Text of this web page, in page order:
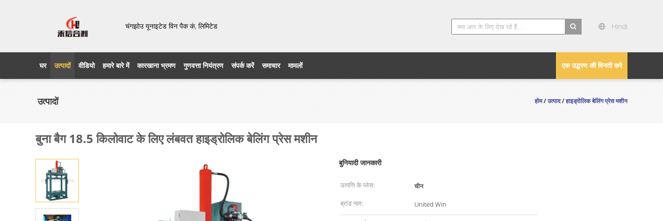
चंगझोउ यूनाइटेड विन पैक कं, लिमिटेड
Hindi
एक उद्धरण की विनती करे
घर उत्पादों वीडियो हमारे बारे में कारखाना भ्रमण गुणवत्ता नियंत्रण संपर्क करें समाचार मामलों
उत्पादों होम/उत्पाद/हाइड्रोलिक बेलिंग प्रेस मशीन
बुना बैग 18.5 किलोवाट के लिए लंबवत हाइड्रोलिक बेलिंग प्रेस मशीन
बुनियादी जानकारी
उत्पत्ति के प्लेस:
चीन
ब्रांड नाम:
United Win